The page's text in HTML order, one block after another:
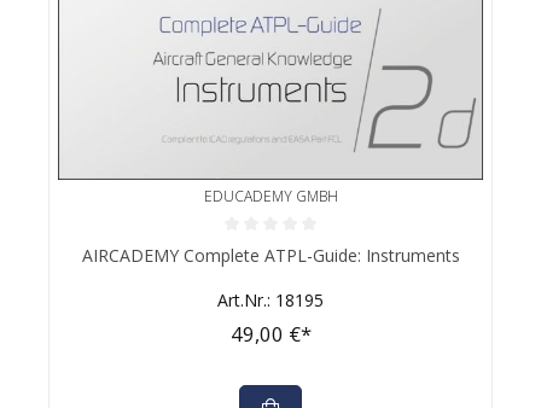
EDUCADEMY GMBH
Durchschnittliche Bewertung von 0 von 5 Sternen
AIRCADEMY Complete ATPL-Guide: Instruments
Art.Nr.: 18195
49,00 €*